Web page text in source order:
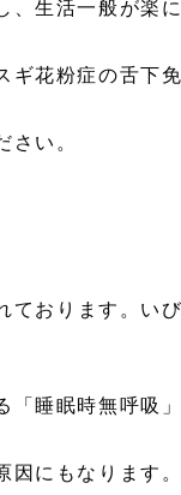
、生活一般が楽
ギ花粉症の舌下
さい。
ております。い
「睡眠時無呼吸
因にもなります